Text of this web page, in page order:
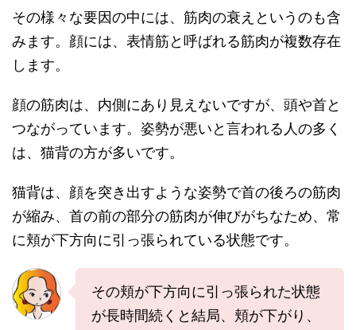
その様々な要因の中には、筋肉の衰えというのも含
みます。顔には、表情筋と呼ばれる筋肉が複数存在
します。
顔の筋肉は、内側にあり見えないですが、頭や首と
つながっています。姿勢が悪いと言われる人の多く
は、猫背の方が多いです。
猫背は、顔を突き出すような姿勢で首の後ろの筋肉
が縮み、首の前の部分の筋肉が伸びがちなため、常
に頬が下方向に引っ張られている状態です。
その頬が下方向に引っ張られた状態
が長時間続くと結局、頬が下がり、